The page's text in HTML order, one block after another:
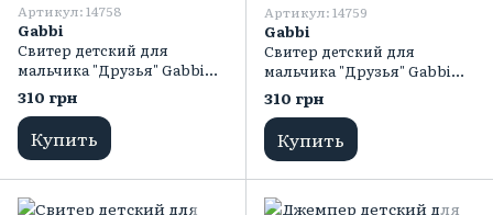
Артикул: 14758
Gabbi
Свитер детский для
мальчика "Друзья" Gabbi
SV-19-27 с начесом зима р.
68 бирюзовый
310 грн
Купить
Артикул: 14759
Gabbi
Свитер детский для
мальчика "Друзья" Gabbi
SV-19-27 с начесом зима р.
68 ментоловый
310 грн
Купить